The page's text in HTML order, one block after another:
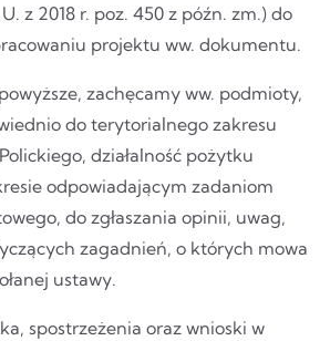
z 2018 r. poz. 450 z późn. zm.) do
projektu ww. dokumentu.
zachęcamy ww. podmioty,
do terytorialnego zakresu
działalność pożytku
odpowiadającym zadaniom
do zgłaszania opinii, uwag,
zagadnień, o których mowa
ustawy.
spostrzeżenia oraz wnioski w